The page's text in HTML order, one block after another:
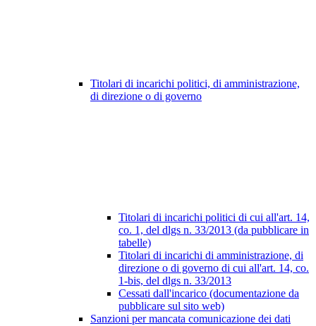
Titolari di incarichi politici, di amministrazione,
di direzione o di governo
Titolari di incarichi politici di cui all'art. 14,
co. 1, del dlgs n. 33/2013 (da pubblicare in
tabelle)
Titolari di incarichi di amministrazione, di
direzione o di governo di cui all'art. 14, co.
1-bis, del dlgs n. 33/2013
Cessati dall'incarico (documentazione da
pubblicare sul sito web)
Sanzioni per mancata comunicazione dei dati